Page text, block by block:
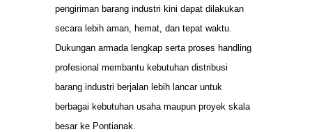
pengiriman barang industri kini dapat dilakukan
secara lebih aman, hemat, dan tepat waktu.
Dukungan armada lengkap serta proses handling
profesional membantu kebutuhan distribusi
barang industri berjalan lebih lancar untuk
berbagai kebutuhan usaha maupun proyek skala
besar ke Pontianak.